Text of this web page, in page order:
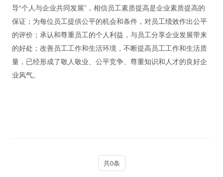
导“个人与企业共同发展”，相信员工素质提高是企业素质提高的
保证；为每位员工提供公平的机会和条件，对员工绩效作出公平
的评价；承认和尊重员工的个人利益，与员工分享企业发展带来
的好处；改善员工工作和生活环境，不断提高员工工作和生活质
量，已经形成了敬人敬业、公平竞争、尊重知识和人才的良好企
业风气。
共0条